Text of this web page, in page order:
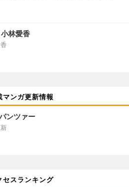
林愛香
マンガ更新情報
ンツァー
セスランキング